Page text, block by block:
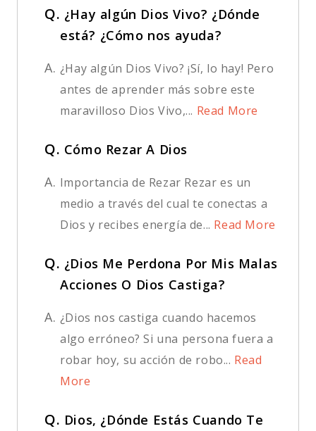
Q. ¿Hay algún Dios Vivo? ¿Dónde
está? ¿Cómo nos ayuda?
A. ¿Hay algún Dios Vivo? ¡Sí, lo hay! Pero
antes de aprender más sobre este
maravilloso Dios Vivo,... Read More
Q. Cómo Rezar A Dios
A. Importancia de Rezar Rezar es un
medio a través del cual te conectas a
Dios y recibes energía de... Read More
Q. ¿Dios Me Perdona Por Mis Malas
Acciones O Dios Castiga?
A. ¿Dios nos castiga cuando hacemos
algo erróneo? Si una persona fuera a
robar hoy, su acción de robo... Read
More
Q. Dios, ¿Dónde Estás Cuando Te